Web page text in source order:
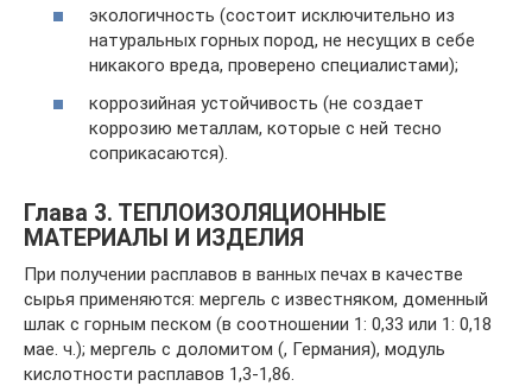
экологичность (состоит исключительно из
натуральных горных пород, не несущих в себе
никакого вреда, проверено специалистами);
коррозийная устойчивость (не создает
коррозию металлам, которые с ней тесно
соприкасаются).
Глава 3. ТЕПЛОИЗОЛЯЦИОННЫЕ
МАТЕРИАЛЫ И ИЗДЕЛИЯ
При получении расплавов в ванных печах в качестве
сырья применяются: мергель с известняком, доменный
шлак с горным песком (в соотношении 1: 0,33 или 1: 0,18
мае. ч.); мергель с доломитом (, Германия), модуль
кислотности расплавов 1,3-1,86.